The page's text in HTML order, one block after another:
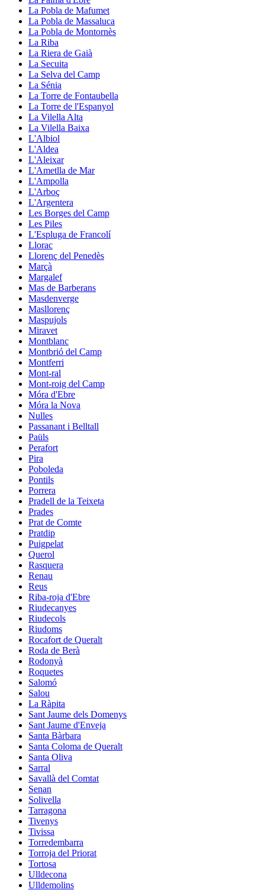
La Pobla de Mafumet
La Pobla de Massaluca
La Pobla de Montornès
La Riba
La Riera de Gaià
La Secuita
La Selva del Camp
La Sénia
La Torre de Fontaubella
La Torre de l'Espanyol
La Vilella Alta
La Vilella Baixa
L'Albiol
L'Aldea
L'Aleixar
L'Ametlla de Mar
L'Ampolla
L'Arboç
L'Argentera
Les Borges del Camp
Les Piles
L'Espluga de Francolí
Llorac
Llorenç del Penedès
Marçà
Margalef
Mas de Barberans
Masdenverge
Masllorenç
Maspujols
Miravet
Montblanc
Montbrió del Camp
Montferri
Mont-ral
Mont-roig del Camp
Móra d'Ebre
Móra la Nova
Nulles
Passanant i Belltall
Paüls
Perafort
Pira
Poboleda
Pontils
Porrera
Pradell de la Teixeta
Prades
Prat de Comte
Pratdip
Puigpelat
Querol
Rasquera
Renau
Reus
Riba-roja d'Ebre
Riudecanyes
Riudecols
Riudoms
Rocafort de Queralt
Roda de Berà
Rodonyà
Roquetes
Salomó
Salou
La Ràpita
Sant Jaume dels Domenys
Sant Jaume d'Enveja
Santa Bàrbara
Santa Coloma de Queralt
Santa Oliva
Sarral
Savallà del Comtat
Senan
Solivella
Tarragona
Tivenys
Tivissa
Torredembarra
Torroja del Priorat
Tortosa
Ulldecona
Ulldemolins